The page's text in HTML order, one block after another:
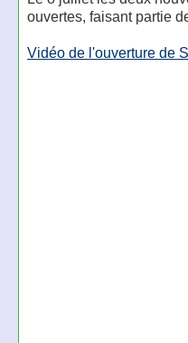
ouvertes, faisant partie
Vidéo de l'ouverture de